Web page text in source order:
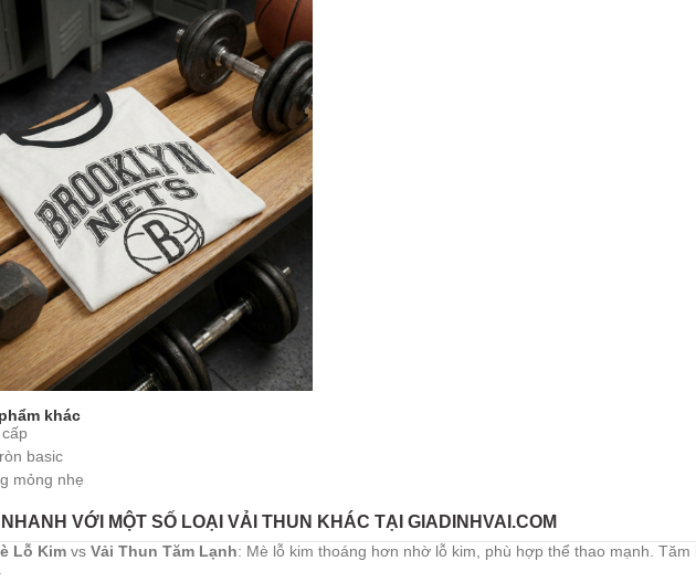
khác
basic
mỏng nhẹ
VỚI MỘT SỐ LOẠI VẢI THUN KHÁC TẠI GIADINHVAI.COM
Lỗ Kim vs Vải Thun Tăm Lạnh: Mè lỗ kim thoáng hơn nhờ lỗ kim, phù hợp thể thao mạnh.